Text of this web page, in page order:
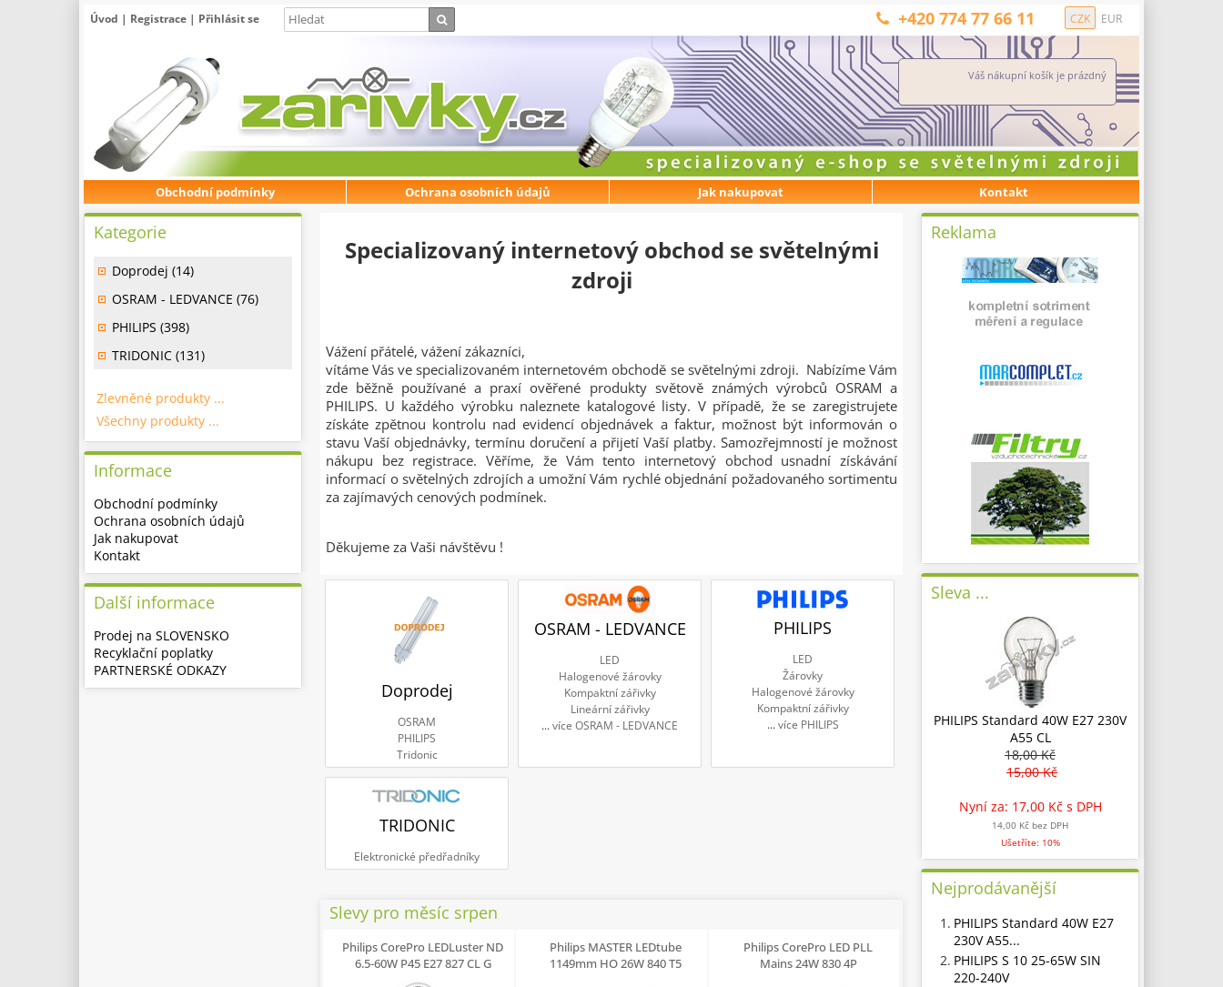
Úvod | Registrace | Přihlásit se CZK EUR
+420 774 77 66 11
Váš nákupní košík je prázdný
Obchodní podmínky Ochrana osobních údajů Jak nakupovat Kontakt
Specializovaný internetový obchod se světelnými
zdroji
Vážení přátelé, vážení zákazníci,
vítáme Vás ve specializovaném internetovém obchodě se světelnými zdroji. Nabízíme Vám
zde běžně používané a praxí ověřené produkty světově známých výrobců OSRAM a
PHILIPS. U každého výrobku naleznete katalogové listy. V případě, že se zaregistrujete
získáte zpětnou kontrolu nad evidencí objednávek a faktur, možnost být informován o
stavu Vaší objednávky, termínu doručení a přijetí Vaší platby. Samozřejmností je možnost
nákupu bez registrace. Věříme, že Vám tento internetový obchod usnadní získávání
informací o světelných zdrojích a umožní Vám rychlé objednání požadovaného sortimentu
za zajímavých cenových podmínek.
Děkujeme za Vaši návštěvu !
Doprodej
OSRAM
PHILIPS
Tridonic
OSRAM - LEDVANCE
LED
Halogenové žárovky
Kompaktní zářivky
Lineární zářivky
...více OSRAM - LEDVANCE
PHILIPS
LED
Žárovky
Halogenové žárovky
Kompaktní zářivky
...více PHILIPS
TRIDONIC
Elektronické předřadníky
Slevy pro měsíc srpen
Philips CorePro LEDLuster ND
6.5-60W P45 E27 827 CL G
Philips MASTER LEDtube
1149mm HO 26W 840 T5
Philips CorePro LED PLL
Mains 24W 830 4P
Kategorie
Doprodej (14)
OSRAM - LEDVANCE (76)
PHILIPS (398)
TRIDONIC (131)
Zlevněné produkty ...
Všechny produkty ...
Informace
Obchodní podmínky
Ochrana osobních údajů
Jak nakupovat
Kontakt
Další informace
Prodej na SLOVENSKO
Recyklační poplatky
PARTNERSKÉ ODKAZY
Reklama
Sleva ...
PHILIPS Standard 40W E27 230V
A55 CL
18,00 Kč
15,00 Kč
Nyní za: 17,00 Kč s DPH
14,00 Kč bez DPH
Ušetříte: 10%
Nejprodávanější
1. PHILIPS Standard 40W E27
230V A55...
2. PHILIPS S 10 25-65W SIN
220-240V